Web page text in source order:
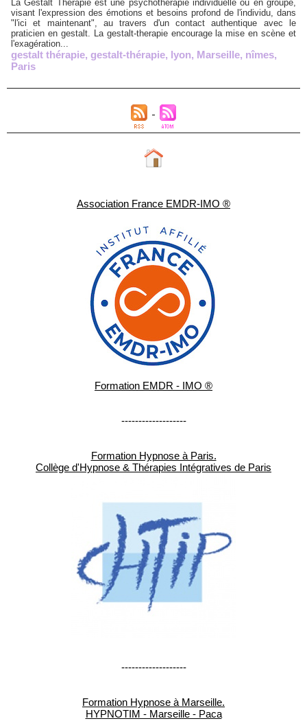
Association France EMDR-IMO ®
Formation EMDR - IMO ®
-------------------
Formation Hypnose à Paris.
Collège d'Hypnose & Thérapies Intégratives de Paris
-------------------
Formation Hypnose à Marseille.
HYPNOTIM - Marseille - Paca
La Gestalt Thérapie est une psychothérapie individuelle ou en groupe,
visant l'expression des émotions et besoins profond de l'individu, dans
"l'ici et maintenant", au travers d'un contact authentique avec le
praticien en gestalt. La gestalt-therapie encourage la mise en scène et
l'exagération...
gestalt thérapie, gestalt-thérapie, lyon, Marseille, nîmes,
Paris